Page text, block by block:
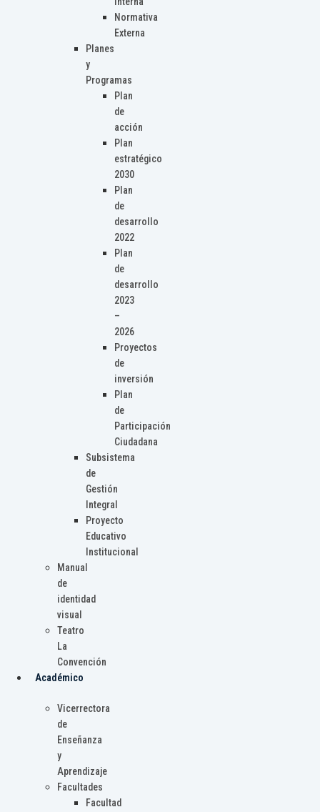
Normativa
Externa
Planes
y
Programas
Plan
de
acción
Plan
estratégico
2030
Plan
de
desarrollo
2022
Plan
de
desarrollo
2023
–
2026
Proyectos
de
inversión
Plan
de
Participación
Ciudadana
Subsistema
de
Gestión
Integral
Proyecto
Educativo
Institucional
Manual
de
identidad
visual
Teatro
La
Convención
Académico
Vicerrectora
de
Enseñanza
y
Aprendizaje
Facultades
Facultad